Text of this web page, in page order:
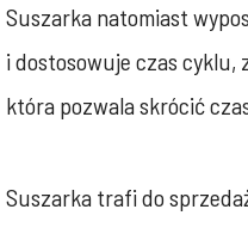
Suszarka natomiast
i dostosowuje czas cyklu,
która pozwala skrócić
Suszarka trafi do